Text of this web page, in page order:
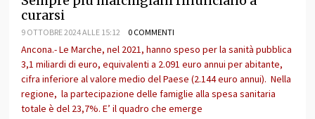
curarsi
9 OTTOBRE 2024 ALLE 15:12 0 COMMENTI
Ancona.- Le Marche, nel 2021, hanno speso per la sanità pubblica
3,1 miliardi di euro, equivalenti a 2.091 euro annui per abitante,
cifra inferiore al valore medio del Paese (2.144 euro annui). Nella
regione, la partecipazione delle famiglie alla spesa sanitaria
totale è del 23,7%. E’ il quadro che emerge